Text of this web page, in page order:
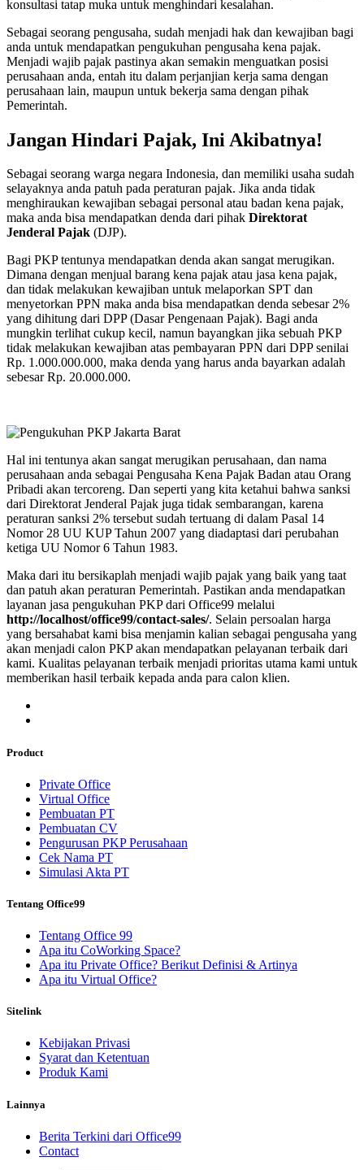
konsultasi tatap muka untuk menghindari kesalahan.
Sebagai seorang pengusaha, sudah menjadi hak dan kewajiban bagi
anda untuk mendapatkan pengukuhan pengusaha kena pajak.
Menjadi wajib pajak pastinya akan semakin menguatkan posisi
perusahaan anda, entah itu dalam perjanjian kerja sama dengan
perusahaan lain, maupun untuk bekerja sama dengan pihak
Pemerintah.
Jangan Hindari Pajak, Ini Akibatnya!
Sebagai seorang warga negara Indonesia, dan memiliki usaha sudah
selayaknya anda patuh pada peraturan pajak. Jika anda tidak
menghiraukan kewajiban sebagai personal atau badan kena pajak,
maka anda bisa mendapatkan denda dari pihak Direktorat
Jenderal Pajak (DJP).
Bagi PKP tentunya mendapatkan denda akan sangat merugikan.
Dimana dengan menjual barang kena pajak atau jasa kena pajak,
dan tidak melakukan kewajiban untuk melaporkan SPT dan
menyetorkan PPN maka anda bisa mendapatkan denda sebesar 2%
yang dihitung dari DPP (Dasar Pengenaan Pajak). Bagi anda
mungkin terlihat cukup kecil, namun bayangkan jika sebuah PKP
tidak melakukan kewajiban atas pembayaran PPN dari DPP senilai
Rp. 1.000.000.000, maka denda yang harus anda bayarkan adalah
sebesar Rp. 20.000.000.
Hal ini tentunya akan sangat merugikan perusahaan, dan nama
perusahaan anda sebagai Pengusaha Kena Pajak Badan atau Orang
Pribadi akan tercoreng. Dan seperti yang kita ketahui bahwa sanksi
dari Direktorat Jenderal Pajak juga tidak sembarangan, karena
peraturan sanksi 2% tersebut sudah tertuang di dalam Pasal 14
Nomor 28 UU KUP Tahun 2007 yang diadaptasi dari perubahan
ketiga UU Nomor 6 Tahun 1983.
Maka dari itu bersikaplah menjadi wajib pajak yang baik yang taat
dan patuh akan peraturan Pemerintah. Pastikan anda mendapatkan
layanan jasa pengukuhan PKP dari Office99 melalui
http://localhost/office99/contact-sales/. Selain persoalan harga
yang bersahabat kami bisa menjamin kalian sebagai pengusaha yang
akan menjadi calon PKP akan mendapatkan pelayanan terbaik dari
kami. Kualitas pelayanan terbaik menjadi prioritas utama kami untuk
memberikan hasil terbaik kepada anda para calon klien.
Product
Private Office
Virtual Office
Pembuatan PT
Pembuatan CV
Pengurusan PKP Perusahaan
Cek Nama PT
Simulasi Akta PT
Tentang Office99
Tentang Office 99
Apa itu CoWorking Space?
Apa itu Private Office? Berikut Definisi & Artinya
Apa itu Virtual Office?
Sitelink
Kebijakan Privasi
Syarat dan Ketentuan
Produk Kami
Lainnya
Berita Terkini dari Office99
Contact